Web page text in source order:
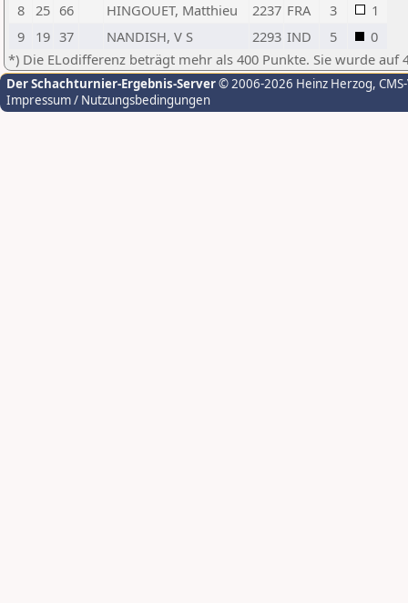
8
25 66 HINGOUET, Matthieu 2237 FRA 3
1
9
19 37 NANDISH, V S 2293 IND 5
0
*) Die ELodifferenz beträgt mehr als 400 Punkte. Sie wurde auf
Der Schachturnier-Ergebnis-Server© 2006-2026 Heinz Herzog,
Impressum / Nutzungsbedingungen